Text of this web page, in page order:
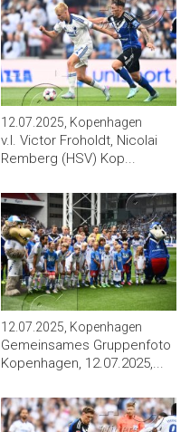
12.07.2025, Kopenhagen
v.l. Victor Froholdt, Nicolai
Remberg (HSV) Kop...
12.07.2025, Kopenhagen
Gemeinsames Gruppenfoto
Kopenhagen, 12.07.2025,...